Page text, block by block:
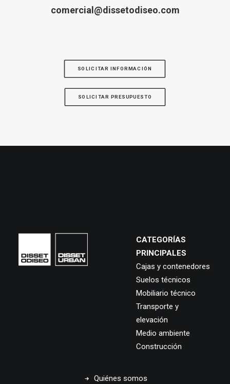
comercial@dissetodiseo.com
SOLICITAR INFORMACIÓN
SOLICITAR PRESUPUESTO
CATEGORÍAS
PRINCIPALES
Cajas y contenedores
Suelos técnicos
Mobiliario técnico
Transporte y
elevación
Medio ambiente
Construcción
Quiénes somos